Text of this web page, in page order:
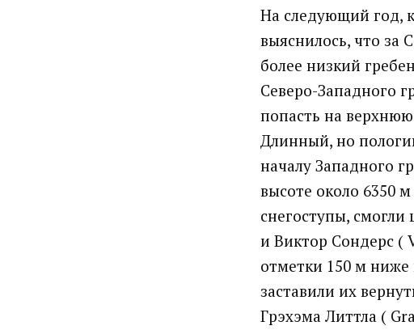
На следующий год,
выяснилось, что за
более низкий
Северо-Западного
попасть на
Длинный, но
началу Западного
высоте около 6350
снегоступы,
и Виктор Сондерс (
отметки 150 м ниже
заставили их
Грэхэма Литтла (